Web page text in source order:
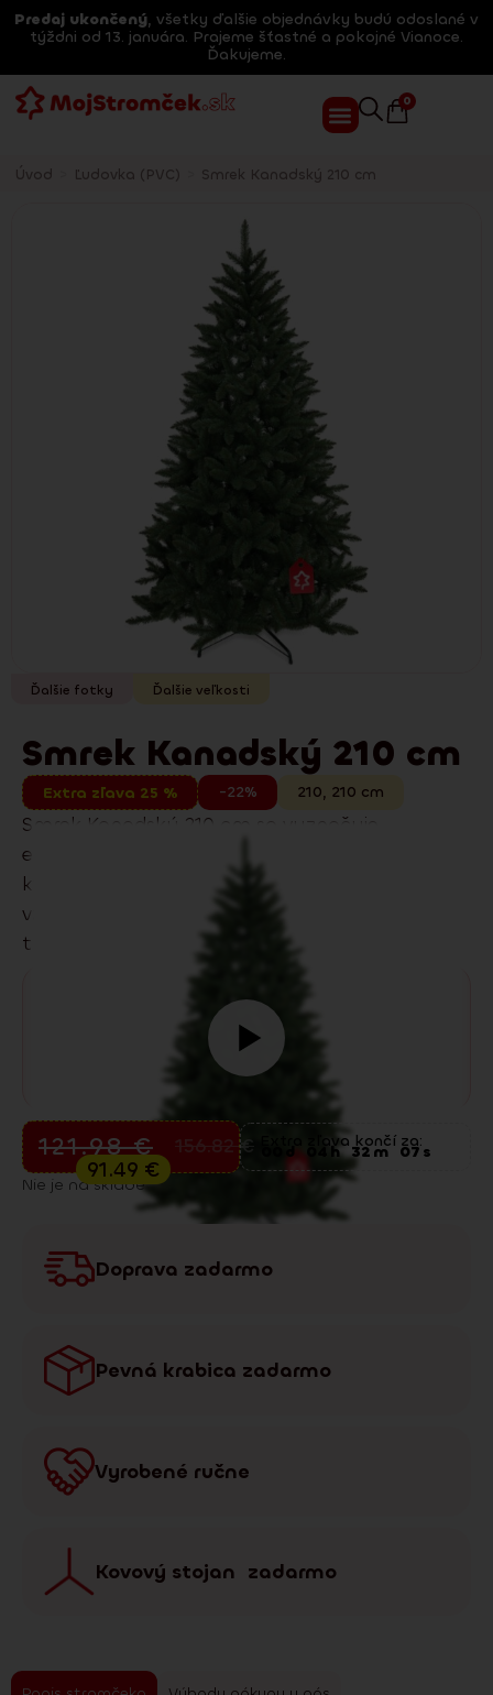
Predaj ukončený, všetky ďalšie objednávky budú odoslané v
týždni od 13. januára. Prajeme šťastné a pokojné Vianoce.
Ďakujeme.
0
Úvod Ľudovka (PVC) Smrek Kanadský 210 cm
Ďalšie fotky Ďalšie veľkosti
Smrek Kanadský 210 cm
Extra zľava 25 % -22% 210, 210 cm
Smrek Kanadský 210 cm sa vyznačuje
elegantnou siluetou a tradičným vzhľadom a
kvalitným PVC ihličím s prirodzeným
vzhľadom. Skvelo sa hodí do moderných aj
tradičných interiérov.
91.49 €
156.82€
121.98€ Extra zľava končí za:
d h 32m 06 s
Nie je na sklade
Doprava zadarmo
Pevná krabica zadarmo
Vyrobené ručne
Kovový stojan zadarmo